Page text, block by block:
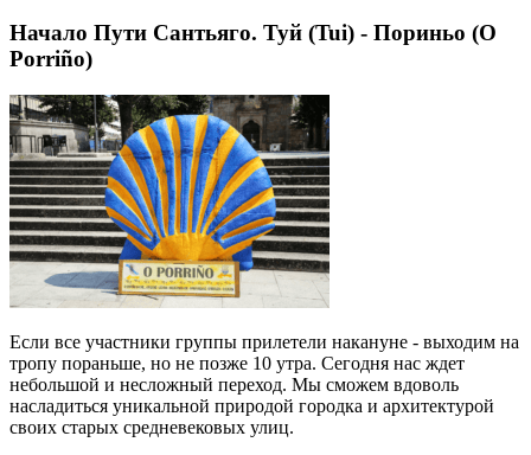
Начало Пути Сантьяго. Туй (Tui) - Пориньо (O
Porriño)
Если все участники группы прилетели накануне - выходим на
тропу пораньше, но не позже 10 утра. Сегодня нас ждет
небольшой и несложный переход. Мы сможем вдоволь
насладиться уникальной природой городка и архитектурой
своих старых средневековых улиц.